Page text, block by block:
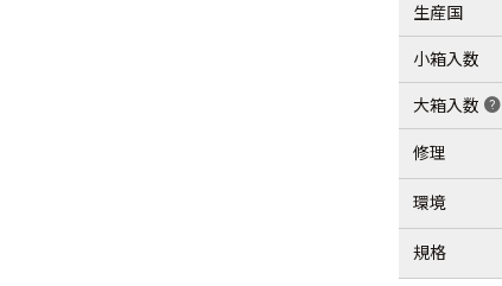
生産国
小箱入数
大箱入数 help
修理
環境
規格